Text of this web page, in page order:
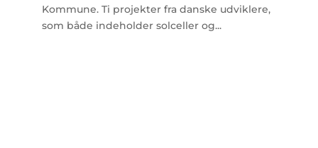
Kommune. Ti projekter fra danske udviklere,
som både indeholder solceller og...